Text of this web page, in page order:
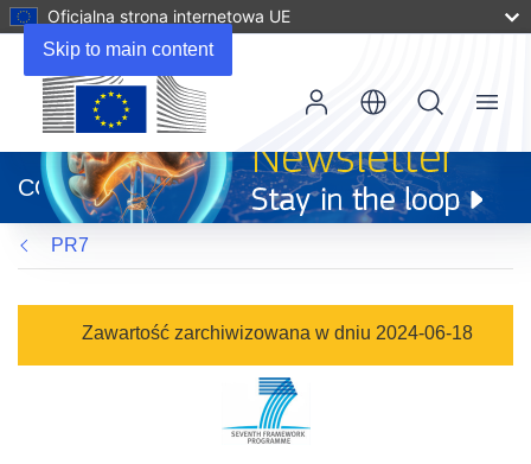
Skip to main content
Oficjalna strona internetowa UE
otworzy
się
w
nowym
oknie)
CORDIS
Menu
PR7
Zawartość zarchiwizowana w dniu 2024-06-18